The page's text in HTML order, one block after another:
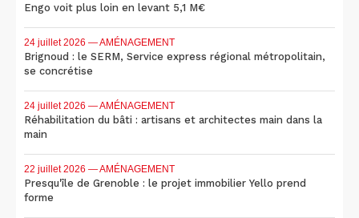
Engo voit plus loin en levant 5,1 M€
24 juillet 2026 — AMÉNAGEMENT
Brignoud : le SERM, Service express régional métropolitain,
se concrétise
24 juillet 2026 — AMÉNAGEMENT
Réhabilitation du bâti : artisans et architectes main dans la
main
22 juillet 2026 — AMÉNAGEMENT
Presqu'île de Grenoble : le projet immobilier Yello prend
forme